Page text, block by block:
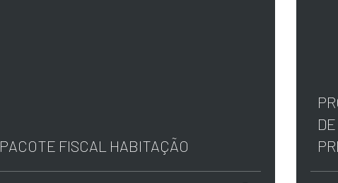
PACOTE FISCAL HABITAÇÃO